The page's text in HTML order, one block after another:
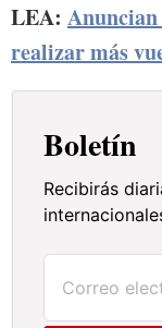
LEA:
realizar más
Boletín
Recibirás